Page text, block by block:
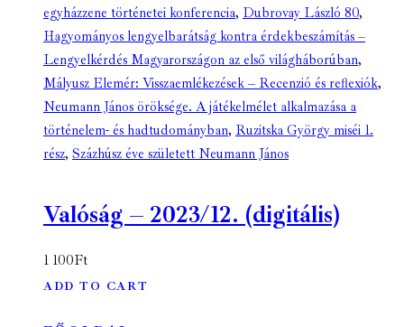
egyházzene történetei konferencia, Dubrovay László 80,
Hagyományos lengyelbarátság kontra érdekbeszámítás –
Lengyelkérdés Magyarországon az első világháborúban,
Mályusz Elemér: Visszaemlékezések – Recenzió és reflexiók,
Neumann János öröksége. A játékelmélet alkalmazása a
történelem- és hadtudományban, Ruzitska György miséi 1.
rész, Százhúsz éve született Neumann János
Valóság – 2023/12. (digitális)
1 100Ft
ADD TO CART